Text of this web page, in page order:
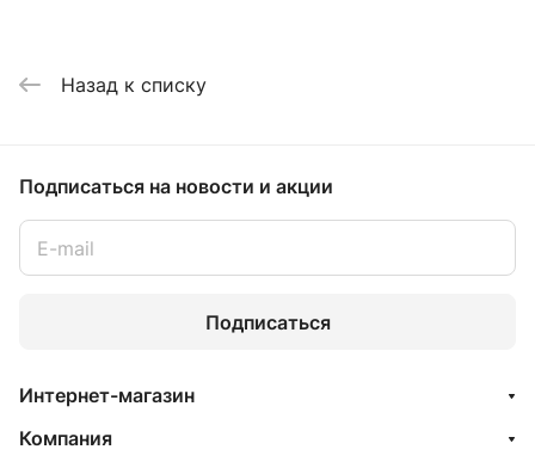
Назад к списку
Подписаться на новости и акции
Подписаться
Интернет-магазин
Компания